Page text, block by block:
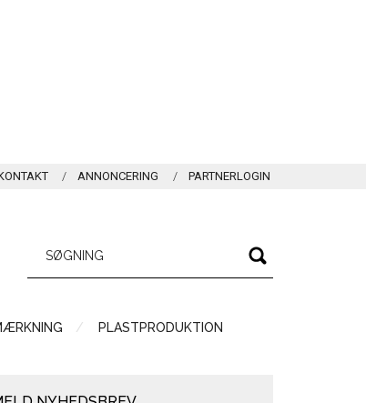
ANNONCERING PARTNERLOGIN
PLASTPRODUKTION